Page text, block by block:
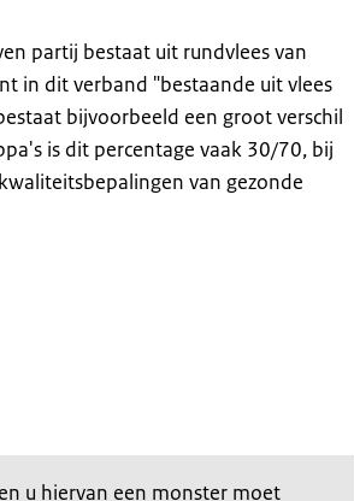
partij bestaat uit rundvlees van
in dit verband "bestaande uit vlees
bijvoorbeeld een groot verschil
is dit percentage vaak 30/70, bij
van gezonde
u hiervan een monster moet